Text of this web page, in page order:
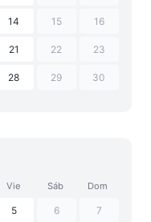
14 15 16
21 22 23
28 29 30
Vie Sáb Dom
5 6 7